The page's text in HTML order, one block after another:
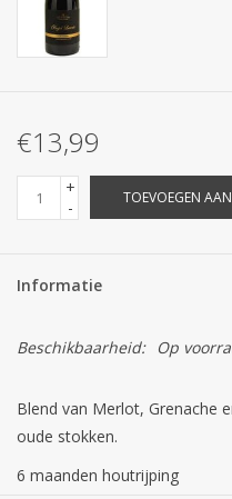
€13,99
+
-
TOEVOEGEN
Informatie
Beschikbaarheid: Op
Blend van Merlot, Grenache
oude stokken.
6 maanden houtrijping